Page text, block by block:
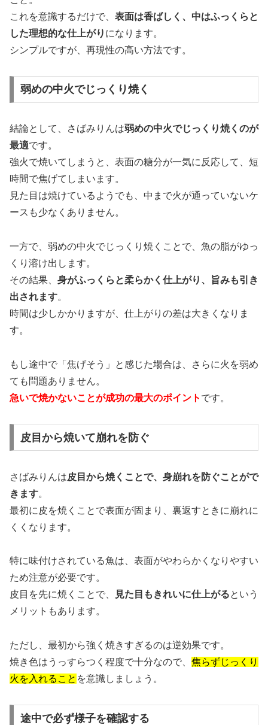
これを意識するだけで、 表面は香ばしく、中はふっくらと
した理想的な仕上がり になります。
シンプルですが、再現性の高い方法です。
弱めの中火でじっくり焼く
結論として、さばみりんは弱めの中火でじっくり焼くのが
最適です。
強火で焼いてしまうと、表面の糖分が一気に反応して、短
時間で焦げてしまいます。
見た目は焼けているようでも、中まで火が通っていないケ
ースも少なくありません。
一方で、弱めの中火でじっくり焼くことで、魚の脂がゆっ
くり溶け出します。
その結果、 身がふっくらと柔らかく仕上がり、旨みも引き
出されます。
時間は少しかかりますが、仕上がりの差は大きくなりま
す。
もし途中で「焦げそう」と感じた場合は、さらに火を弱め
ても問題ありません。
急いで焼かないことが成功の最大のポイント です。
皮目から焼いて崩れを防ぐ
さばみりんは皮目から焼くことで、身崩れを防ぐことがで
きます。
最初に皮を焼くことで表面が固まり、裏返すときに崩れに
くくなります。
特に味付けされている魚は、表面がやわらかくなりやすい
ため注意が必要です。
皮目を先に焼くことで、
見た目もきれいに仕上がるという
メリットもあります。
ただし、最初から強く焼きすぎるのは逆効果です。
焼き色はうっすらつく程度で十分なので、 焦らずじっくり
火を入れること を意識しましょう。
途中で必ず様子を確認する